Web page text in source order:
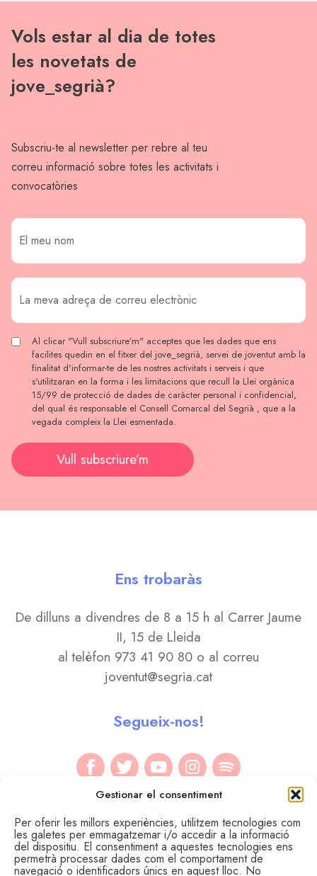
Gestionar el consentiment
Per oferir les millors experiències, utilitzem tecnologies com
les galetes per emmagatzemar i/o accedir a la informació
del dispositiu. El consentiment a aquestes tecnologies ens
permetrà processar dades com el comportament de
navegació o identificadors únics en aquest lloc. No
Vols estar al dia de totes
les novetats de
jove_segrià?
Subscriu-te al newsletter per rebre al teu
correu informació sobre totes les activitats i
convocatòries
Al clicar "Vull subscriure’m" acceptes que les dades que ens
facilites quedin en el fitxer del jove_segrià, servei de joventut amb la
finalitat d'informar-te de les nostres activitats i serveis i que
s'utilitzaran en la forma i les limitacions que recull la Llei orgànica
15/99 de protecció de dades de caràcter personal i confidencial,
del qual és responsable el Consell Comarcal del Segrià , que a la
vegada compleix la Llei esmentada.
Vull subscriure’m
Ens trobaràs
De dilluns a divendres de 8 a 15 h al Carrer Jaume
II, 15 de Lleida
al telèfon 973 41 90 80 o al correu
joventut@segria.cat
Segueix-nos!